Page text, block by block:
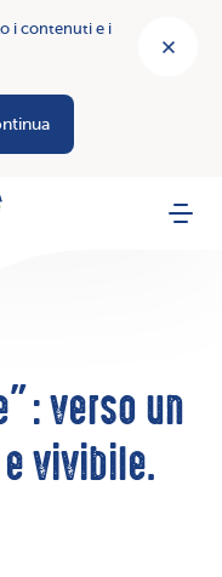
i contenuti e i
Menu
verso un
vivibile.